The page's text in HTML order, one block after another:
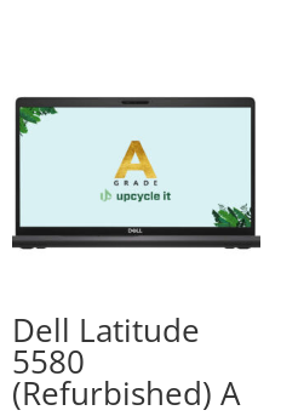
Dell Latitude
5580
(Refurbished) A